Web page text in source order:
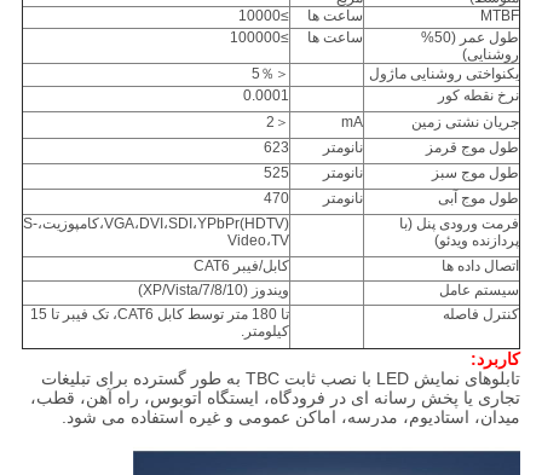
MTBF ساعت ها
≥10000
طول عمر (50%
روشنایی)
ساعت ها ≥100000
یکنواختی روشنایی ماژول
＜5％
نرخ نقطه کور
0.0001
جریان نشتی زمین
mA
＜2
طول موج قرمز
نانومتر
623
طول موج سبز
نانومتر
525
طول موج آبی
نانومتر
470
فرمت ورودی پنل (با
پردازنده ویدئو)
VGA،DVI،SDI،YPbPr(HDTV)،کامپوزیت،S-
Video،TV
اتصال داده ها
کابل/فیبر CAT6
سیستم عامل
ویندوز (XP/Vista/7/8/10)
کنترل فاصله
تا 180 متر توسط کابل CAT6، تک فیبر تا 15
کیلومتر.
کاربرد:
تابلوهای نمایش LED با نصب ثابت TBC به طور گسترده برای تبلیغات
تجاری یا پخش رسانه ای در فرودگاه، ایستگاه اتوبوس، راه آهن، قطب،
میدان، استادیوم، مدرسه، اماکن عمومی و غیره استفاده می شود.